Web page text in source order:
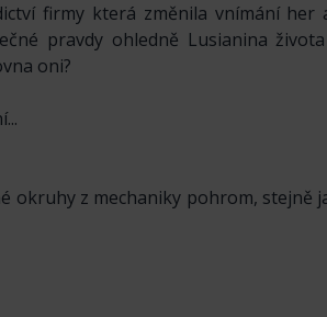
firmy která změnila vnímání her
pravdy ohledně Lusianina
oni?
okruhy z mechaniky pohrom, stejně